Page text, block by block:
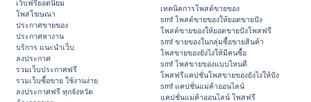
เว็บฟรียอดนิยม
โพสโฆษณา
ประกาศขายของ
ประกาศหางาน
บริการ แนะนำเว็บ
ลงประกาศ
รวมเว็บประกาศฟรี
รวมเว็บซื้อขาย ใช้งานง่าย
ลงประกาศฟรี ทุกจังหวัด
เทคนิคการโพสต์ขายของ
smf โพสต์ขายของให้ยอดขายปัง
โพสต์ขายของให้ยอดขายปังโพสฟรี
smf ขายของในกลุ่มซื้อขายสินค้า
โพสขายของยังไงให้มีคนซื้อ
smf โพสขายของแบบไหนดี
โพสฟรีแคปชั่นโพสขายของยังไงให้ปัง
smf แคปชั่นแม่ค้าออนไลน์
แคปชั่นแม่ค้าออนไลน์ โพสฟรี